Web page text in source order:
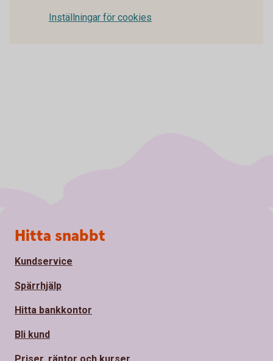
Inställningar för cookies
Sidfot
Hitta snabbt
Kundservice
Spärrhjälp
Hitta bankkontor
Bli kund